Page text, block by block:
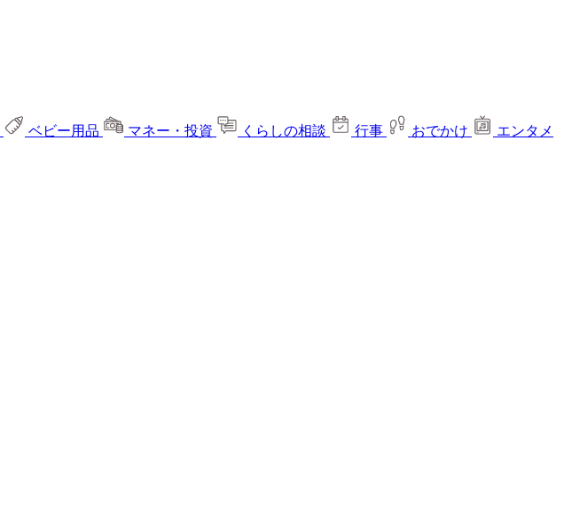
ベビー用品 マネー・投資 くらしの相談 行事 おでかけ
エンタメ